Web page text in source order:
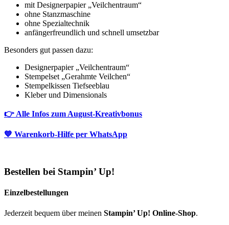
mit Designerpapier „Veilchentraum“
ohne Stanzmaschine
ohne Spezialtechnik
anfängerfreundlich und schnell umsetzbar
Besonders gut passen dazu:
Designerpapier „Veilchentraum“
Stempelset „Gerahmte Veilchen“
Stempelkissen Tiefseeblau
Kleber und Dimensionals
👉 Alle Infos zum August-Kreativbonus
💙 Warenkorb-Hilfe per WhatsApp
Bestellen bei Stampin’ Up!
Einzelbestellungen
Jederzeit bequem über meinen Stampin’ Up! Online-Shop.